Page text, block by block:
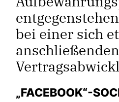
bei einer sich
anschließenden
„FACEBOOK“-